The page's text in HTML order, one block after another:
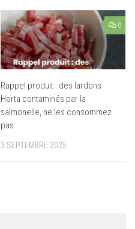
0
Rappel produit : des lardons
Herta contaminés par la
salmonelle, ne les consommez
pas
3 SEPTEMBRE 2025